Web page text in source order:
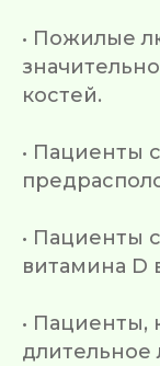
• Пожилые
костей.
• Пациенты
• Пациенты
витамина D
• Пациенты,